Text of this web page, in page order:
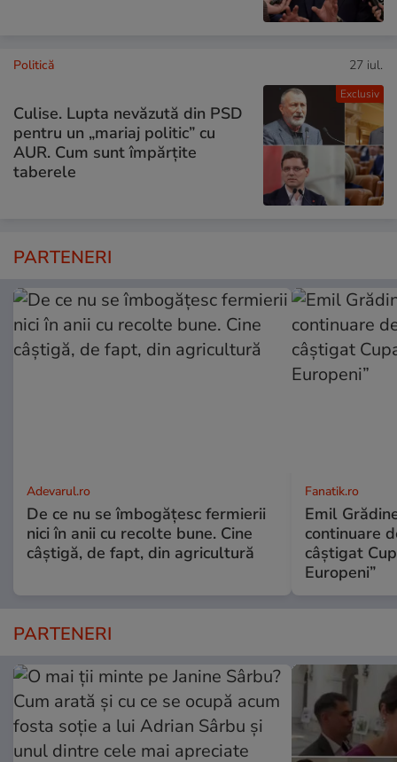
Exclusiv
Politică 27 iul.
Culise. Lupta nevăzută din PSD
pentru un „mariaj politic” cu
AUR. Cum sunt împărțite
taberele
PARTENERI
Adevarul.ro
De ce nu se îmbogățesc fermierii
nici în anii cu recolte bune. Cine
câștigă, de fapt, din agricultură
Fanatik.ro
Emil
continuare
câștigat
Europeni”
PARTENERI